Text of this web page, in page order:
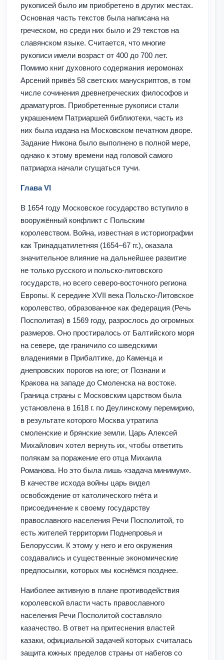
рукописей было им приобретено в других местах.
Основная часть текстов была написана на
греческом, но среди них было и 29 текстов на
славянском языке. Считается, что многие
рукописи имели возраст от 400 до 700 лет.
Помимо книг духовного содержания иеромонах
Арсений привёз 58 светских манускриптов, в том
числе сочинения древнегреческих философов и
драматургов. Приобретенные рукописи стали
украшением Патриаршей библиотеки, часть из
них была издана на Московском печатном дворе.
Задание Никона было выполнено в полной мере,
однако к этому времени над головой самого
патриарха начали сгущаться тучи.
Глава VI
В 1654 году Московское государство вступило в
вооружённый конфликт с Польским
королевством. Война, известная в историографии
как Тринадцатилетняя (1654–67 гг.), оказала
значительное влияние на дальнейшее развитие
не только русского и польско-литовского
государств, но всего северо-восточного региона
Европы. К середине XVII века Польско-Литовское
королевство, образованное как федерация (Речь
Посполитая) в 1569 году, разрослось до огромных
размеров. Оно простиралось от Балтийского моря
на севере, где граничило со шведскими
владениями в Прибалтике, до Каменца и
днепровских порогов на юге; от Познани и
Кракова на западе до Смоленска на востоке.
Граница страны с Московским царством была
установлена в 1618 г. по Деулинскому перемирию,
в результате которого Москва утратила
смоленские и брянские земли. Царь Алексей
Михайлович хотел вернуть их, чтобы ответить
полякам за поражение его отца Михаила
Романова. Но это была лишь «задача минимум».
В качестве исхода войны царь видел
освобождение от католического гнёта и
присоединение к своему государству
православного населения Речи Посполитой, то
есть жителей территории Поднепровья и
Белоруссии. К этому у него и его окружения
создавались и существенные экономические
предпосылки, которых мы коснёмся позднее.
Наиболее активную в плане противодействия
королевской власти часть православного
населения Речи Посполитой составляло
казачество. В ответ на притеснения властей
казаки, официальной задачей которых считалась
защита южных пределов страны от набегов со